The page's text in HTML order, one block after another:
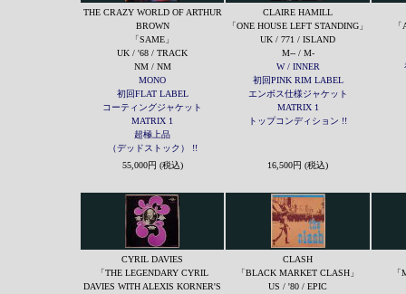
THE CRAZY WORLD OF ARTHUR
BROWN
「SAME」
UK / '68 / TRACK
NM / NM
MONO
初回FLAT LABEL
コーティングジャケット
MATRIX 1
超極上品
（デッドストック） !!
CLAIRE HAMILL
「ONE HOUSE LEFT STANDING」
UK / 771 / ISLAND
M-- / M-
W / INNER
初回PINK RIM LABEL
エンボス仕様ジャケット
MATRIX 1
トップコンディション !!
55,000円 (税込) 16,500円 (税込)
CYRIL DAVIES
「THE LEGENDARY CYRIL
DAVIES WITH ALEXIS KORNER'S
CLASH
「BLACK MARKET CLASH」
US / '80 / EPIC